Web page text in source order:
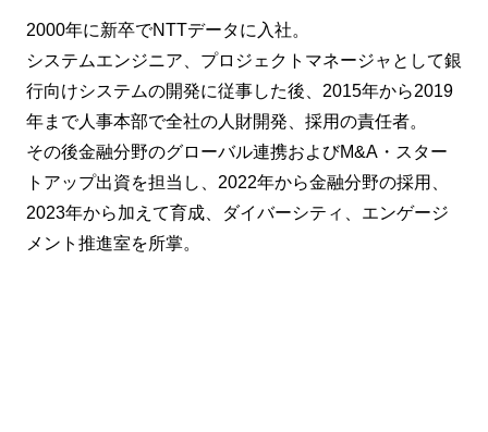
2000年に新卒でNTTデータに入社。
システムエンジニア、プロジェクトマネージャとして銀
行向けシステムの開発に従事した後、2015年から2019
年まで人事本部で全社の人財開発、採用の責任者。
その後金融分野のグローバル連携およびM&A・スター
トアップ出資を担当し、2022年から金融分野の採用、
2023年から加えて育成、ダイバーシティ、エンゲージ
メント推進室を所掌。